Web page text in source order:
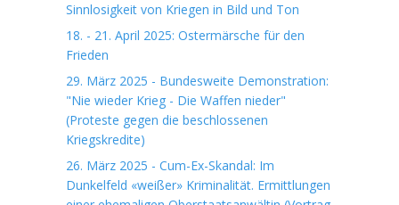
Sinnlosigkeit von Kriegen in Bild und Ton
18. - 21. April 2025: Ostermärsche für den
Frieden
29. März 2025 - Bundesweite Demonstration:
"Nie wieder Krieg - Die Waffen nieder"
(Proteste gegen die beschlossenen
Kriegskredite)
26. März 2025 - Cum-Ex-Skandal: Im
Dunkelfeld «weißer» Kriminalität. Ermittlungen